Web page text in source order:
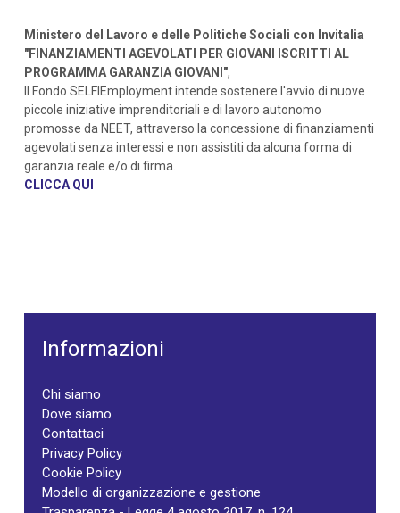
Ministero del Lavoro e delle Politiche Sociali con Invitalia
"FINANZIAMENTI AGEVOLATI PER GIOVANI ISCRITTI AL
PROGRAMMA GARANZIA GIOVANI",
Il Fondo SELFIEmployment intende sostenere l'avvio di nuove
piccole iniziative imprenditoriali e di lavoro autonomo
promosse da NEET, attraverso la concessione di finanziamenti
agevolati senza interessi e non assistiti da alcuna forma di
garanzia reale e/o di firma.
CLICCA QUI
Informazioni
Chi siamo
Dove siamo
Contattaci
Privacy Policy
Cookie Policy
Modello di organizzazione e gestione